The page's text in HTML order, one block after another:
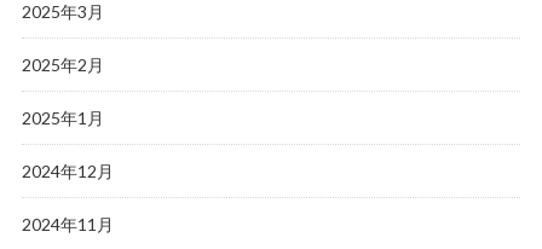
2025年3月
2025年2月
2025年1月
2024年12月
2024年11月